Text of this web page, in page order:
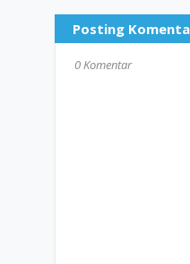
Posting
0 Komentar